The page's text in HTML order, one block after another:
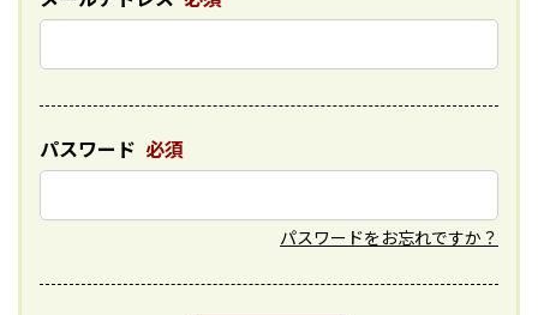
パスワード 必須
パスワードをお忘れですか？